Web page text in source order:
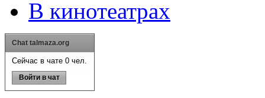
В кинотеатрах
Chat talmaza.org
Сейчас в чате 0 чел.
Войти в чат